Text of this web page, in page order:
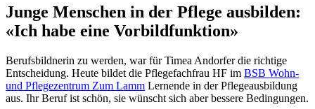
Junge Menschen in der Pflege ausbilden:
«Ich habe eine Vorbildfunktion»
Berufsbildnerin zu werden, war für Timea Andorfer die richtige
Entscheidung. Heute bildet die Pflegefachfrau HF im BSB Wohn-
und Pflegezentrum Zum Lamm Lernende in der Pflegeausbildung
aus. Ihr Beruf ist schön, sie wünscht sich aber bessere Bedingungen.